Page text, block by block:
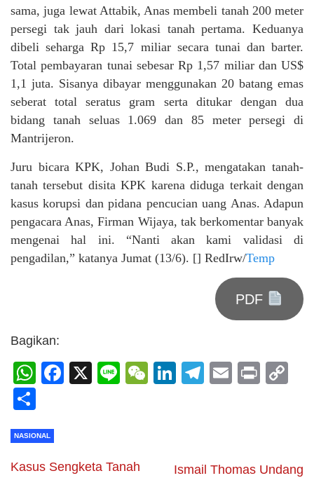
sama, juga lewat Attabik, Anas membeli tanah 200 meter
persegi tak jauh dari lokasi tanah pertama. Keduanya
dibeli seharga Rp 15,7 miliar secara tunai dan barter.
Total pembayaran tunai sebesar Rp 1,57 miliar dan US$
1,1 juta. Sisanya dibayar menggunakan 20 batang emas
seberat total seratus gram serta ditukar dengan dua
bidang tanah seluas 1.069 dan 85 meter persegi di
Mantrijeron.
Juru bicara KPK, Johan Budi S.P., mengatakan tanah-
tanah tersebut disita KPK karena diduga terkait dengan
kasus korupsi dan pidana pencucian uang Anas. Adapun
pengacara Anas, Firman Wijaya, tak berkomentar banyak
mengenai hal ini. “Nanti akan kami validasi di
pengadilan,” katanya Jumat (13/6). [] RedIrw/Temp
PDF
Bagikan:
WhatsApp
Facebook
X LineWeChat
LinkedIn
Telegram
Email
Print
NASIONAL
Kasus Sengketa Tanah
Ismail Thomas Undang